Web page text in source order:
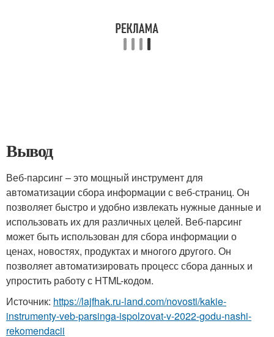
Вывод
Веб-парсинг – это мощный инструмент для
автоматизации сбора информации с веб-страниц. Он
позволяет быстро и удобно извлекать нужные данные и
использовать их для различных целей. Веб-парсинг
может быть использован для сбора информации о
ценах, новостях, продуктах и многого другого. Он
позволяет автоматизировать процесс сбора данных и
упростить работу с HTML-кодом.
Источник: https://lajfhak.ru-land.com/novosti/kakie-
instrumenty-veb-parsinga-ispolzovat-v-2022-godu-nashi-
rekomendacii